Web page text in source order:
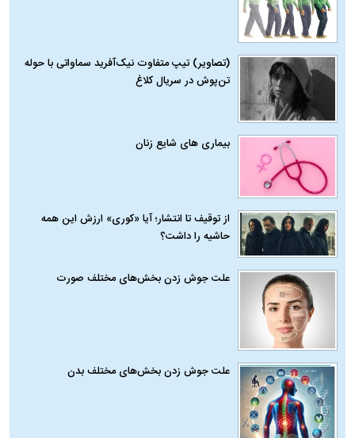
(تصاویر) تیپ متفاوت نیک‌آفرید سماواتی با حوله
تن‌پوش در سریال کلاغ
بیماری‌ های شایع زنان
از توقیف تا انتشار؛ آیا «کوری» ارزش این همه
حاشیه را داشت؟
علت جوش زدن بخش‌های مختلف صورت
علت جوش زدن بخش‌های مختلف بدن